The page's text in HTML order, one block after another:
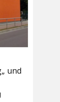
und